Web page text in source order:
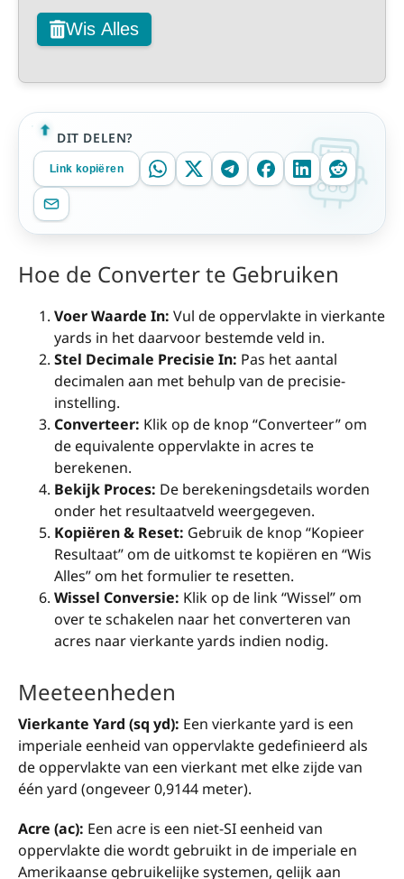
Wis Alles
DIT DELEN?
Link kopiëren
Hoe de Converter te Gebruiken
Voer Waarde In: Vul de oppervlakte in vierkante
yards in het daarvoor bestemde veld in.
Stel Decimale Precisie In: Pas het aantal
decimalen aan met behulp van de precisie-
instelling.
Converteer: Klik op de knop “Converteer” om
de equivalente oppervlakte in acres te
berekenen.
Bekijk Proces: De berekeningsdetails worden
onder het resultaatveld weergegeven.
Kopiëren & Reset: Gebruik de knop “Kopieer
Resultaat” om de uitkomst te kopiëren en “Wis
Alles” om het formulier te resetten.
Wissel Conversie: Klik op de link “Wissel” om
over te schakelen naar het converteren van
acres naar vierkante yards indien nodig.
Meeteenheden
Vierkante Yard (sq yd): Een vierkante yard is een
imperiale eenheid van oppervlakte gedefinieerd als
de oppervlakte van een vierkant met elke zijde van
één yard (ongeveer 0,9144 meter).
Acre (ac): Een acre is een niet-SI eenheid van
oppervlakte die wordt gebruikt in de imperiale en
Amerikaanse gebruikelijke systemen, gelijk aan